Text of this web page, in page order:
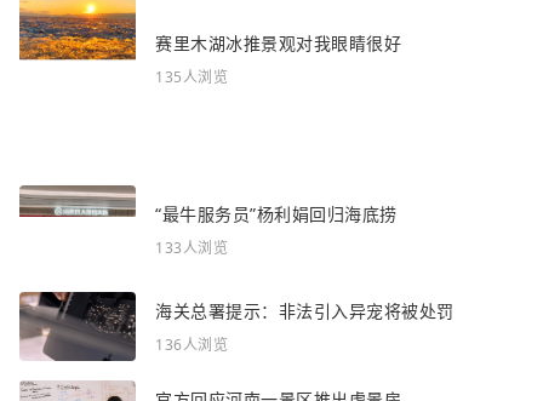
赛里木湖冰推景观对我眼睛很好
135人浏览
“最牛服务员”杨利娟回归海底捞
133人浏览
海关总署提示：非法引入异宠将被处罚
136人浏览